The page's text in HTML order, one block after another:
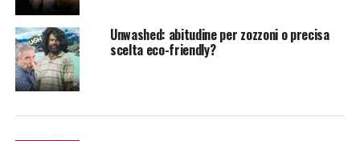
Unwashed: abitudine per zozzoni o precisa
scelta eco-friendly?